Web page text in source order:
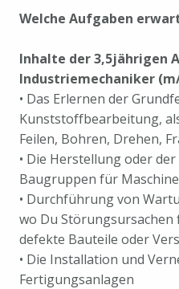
Welche Aufgaben
Inhalte der 3,5jährigen
Industriemechaniker
• Das Erlernen der
Kunststoffbearbeitung,
Feilen, Bohren, Drehen,
• Die Herstellung oder
Baugruppen für
• Durchführung von
wo Du Störungsursachen
defekte Bauteile oder
• Die Installation und
Fertigungsanlagen